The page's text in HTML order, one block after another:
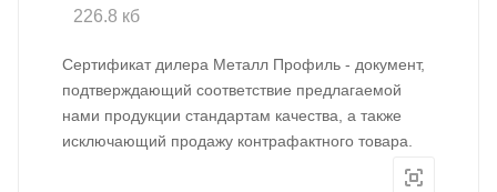
226.8 кб
Сертификат дилера Металл Профиль - документ,
подтверждающий соответствие предлагаемой
нами продукции стандартам качества, а также
исключающий продажу контрафактного товара.